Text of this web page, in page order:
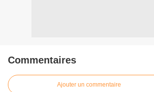
Commentaires
Ajouter un commentaire